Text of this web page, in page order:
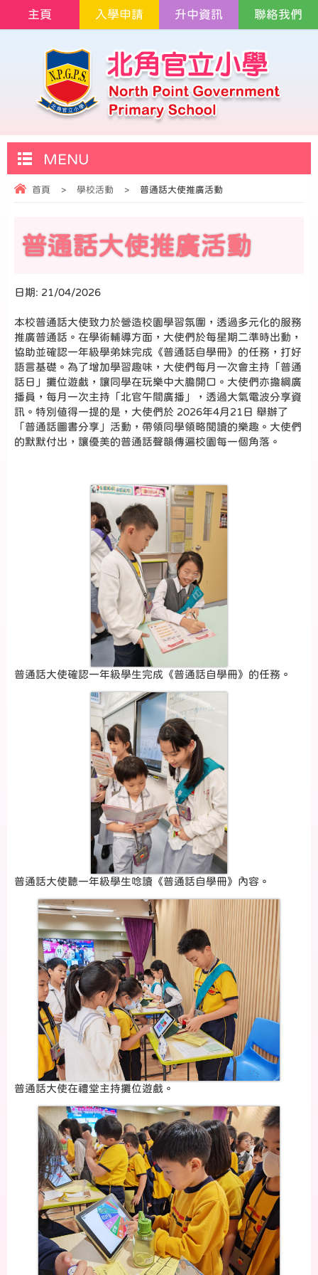
主頁 入學申請 升中資訊 聯絡我們
MENU
首頁 > 學校活動 > 普通話大使推廣活動
普通話大使推廣活動
日期: 21/04/2026
本校普通話大使致力於營造校園學習氛圍，透過多元化的服務
推廣普通話。在學術輔導方面，大使們於每星期二準時出動，
協助並確認一年級學弟妹完成《普通話自學冊》的任務，打好
語言基礎。為了增加學習趣味，大使們每月一次會主持「普通
話日」攤位遊戲，讓同學在玩樂中大膽開口。大使們亦擔綱廣
播員，每月一次主持「北官午間廣播」，透過大氣電波分享資
訊。特別值得一提的是，大使們於 2026年4月21日 舉辦了
「普通話圖書分享」活動，帶領同學領略閱讀的樂趣。大使們
的默默付出，讓優美的普通話聲韻傳遍校園每一個角落。
普通話大使確認一年級學生完成《普通話自學冊》的任務。
普通話大使聽一年級學生唸讀《普通話自學冊》內容。
普通話大使在禮堂主持攤位遊戲。